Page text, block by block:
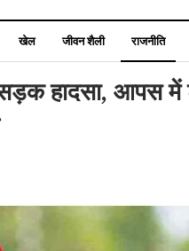
खेल जीवन शैली राजनीति
सड़क हादसा, आपस